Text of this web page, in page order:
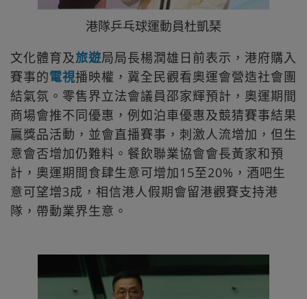
港隊乒乓球運動員杜凱琹
文化體育及旅遊局局長楊潤雄日前表示，港府購入
賽事的電視播映權，冀全民觀看奧運會營造社會團
結氣氛。零售界立法會議員邵家輝預計，奧運期間
商場會推不同優惠，例如泊車優惠及競猜賽事結果
贏獎品活動，並會直播賽事，刺激人流增加，但生
意會否增加仍難料。餐飲聯業協會會長黃家和預
計，奧運期間食肆生意可增加15至20%，酒吧生
意可望增3成，相信港人假期會留港觀賽支持港
隊，帶動業界生意。